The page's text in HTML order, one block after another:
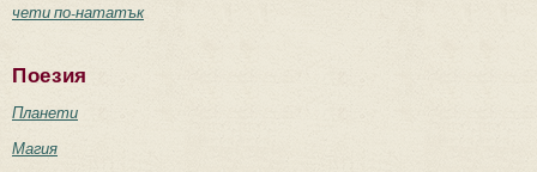
чети по-нататък
Поезия
Планети
Магия